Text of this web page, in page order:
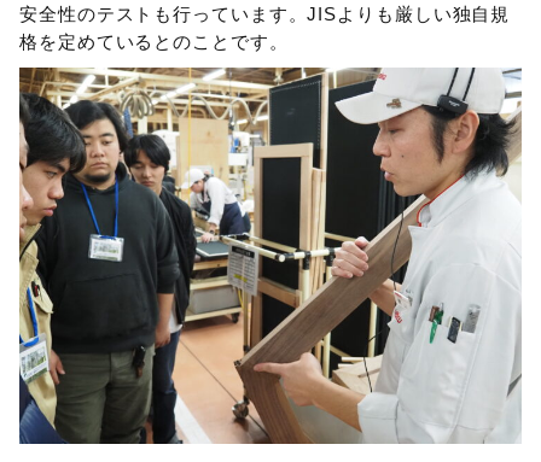
安全性のテストも行っています。JISよりも厳しい独自規
格を定めているとのことです。